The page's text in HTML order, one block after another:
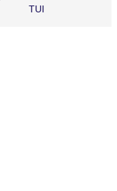
TUI